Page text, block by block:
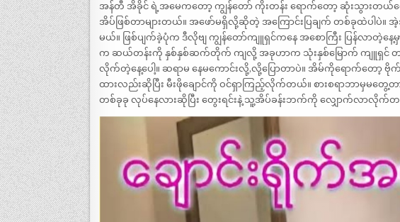
အန်တီ အိခိုင် ရဲ့အမေကတော့ ကျွန်တော် ကိုးတန်း ရောက်တော့ ဆုံးသွားတ
အိပ်ဖြစ်တာများတယ်။ အဖော်မရှိလို့ဆိုတဲ့ အကြောင်းပြချက် တစ်ခုထဲပါပဲ။ အဲ့ဒါ
မယ်။ ဖြစ်ပျက်ခဲ့ပုံက ဒီလိုဗျ ကျွန်တော်ကျူရှင်ကနေ အစောကြီး ပြန်လာတဲ့န
က ဆယ်တန်းကို နှစ်နှစ်ဆက်တိုက် ကျလို့ အခုဟာက သုံးနှစ်မြောက် ကျူရှင် တ
လိုက်တဲ့နေ့ပေါ့။ ဆရာမ နေမကောင်းလို့,လို့ပြောတာပဲ။ အိမ်ကိုရောက်တော့
ထားလည်းဆိုပြီး မီးဖိုချောင်ကို ဝင်ရှာကြည့်လိုက်တယ်။ စားစရာဘာမှမတွ
တစ်ခုခု လုပ်နေလားဆိုပြီး တွေးရင်းနဲ့ သူ့အိပ်ခန်းဘက်ကို လျှောက်လာလိုက်